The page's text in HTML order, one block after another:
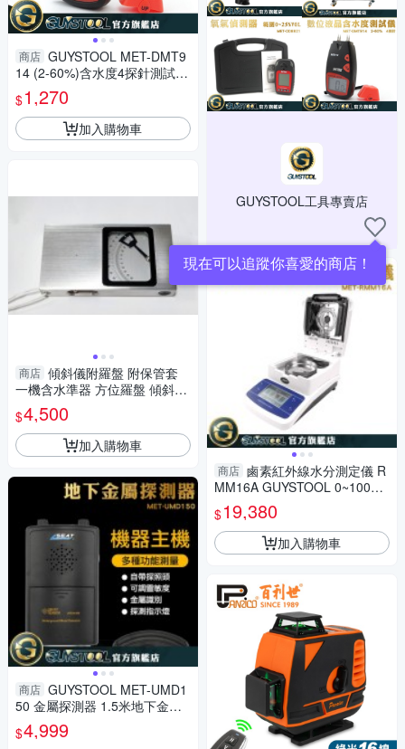
商店 GUYSTOOL MET-DMT9
14 (2-60%)含水度4探針測試儀
木質地板 紙張 小巧 水份儀 紙
箱 竹料
$1,270
加入購物車
商店 傾斜儀附羅盤 附保管套
一機含水準器 方位羅盤 傾斜計
簡易望遠鏡
$4,500
加入購物車
商店 GUYSTOOL MET-UMD1
50 金屬探測器 1.5米地下金屬
探測器 考古 尋寶探金 防水探盤
找金屬
$4,999
GUYSTOOL工具專賣店
現在可以追蹤你喜愛的商店！
商店 鹵素紅外線水分測定儀 R
MM16A GUYSTOOL 0~100%
水分測定 固態液態粉態 高性能
鹵素燈
$19,380
加入購物車